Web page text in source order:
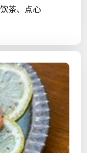
茶、点心